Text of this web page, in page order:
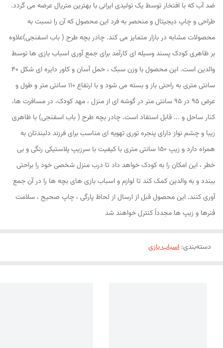
ضد آب که با افتخار توسط یک تولیدی ایرانی با بهترین متریال عرضه می گردد.
طراحی و چاپ دیجیتال و منحصر به فرد این محصول که آن را نسبت به
محصولات مشابه در بازار متمایز می کند. چادر بچه طرح ( باب اسفنجی)علاوه
بر ظاهری کودک پسند وسیله ای کارآمد برای جمع آوری اسباب بازی ها توسط
والدین است. این محصول با وزن سبک ، حمل آسان و کاور دایره ای شکل 40
سانتی متری به راحتی باز و بسته می شود و با ارتفاع 110 سانتی متر و طول و
عرض 95 در 95 سانتی متر در گوشه ای از منزل ، مهد کودک، در مسافرت ها،
کنار ساحل و ... قابل استفاد است. چادر بچه طرح ( باب اسفنجی) با ظاهری
زیبا و چشم نواز دارای پنجره توری تهویه ای مناسب برای فرزند دلبندتان به
همراه دارد و زیپ 150 سانتی متری با کیفیت با سرزیپ پلاستیکی رنگی و بی
خطر ، این امکان را به کودک خواهد داد تا درب منزل شخصی خود را براحتی
ببندد و به والدین کمک کند تا لوازم و اسباب بازی های بچه ها را در آن جمع
آوری کنند. این محصول قبل از ارسال از لحاظ پارگی ، چاپ صحیح ، سلامت
فنرها و زیپ ها مجدداً کنترل خواهند شد
دسته‌بندی: اسباب بازی